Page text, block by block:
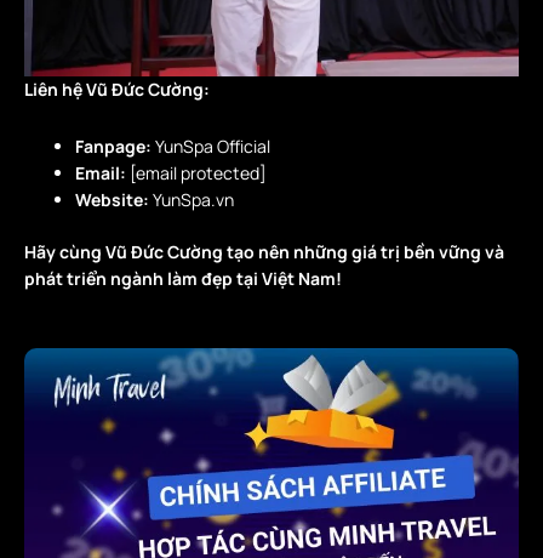
Liên hệ Vũ Đức Cường:
Fanpage: YunSpa Official
Email: [email protected]
Website: YunSpa.vn
Hãy cùng Vũ Đức Cường tạo nên những giá trị bền vững và
phát triển ngành làm đẹp tại Việt Nam!